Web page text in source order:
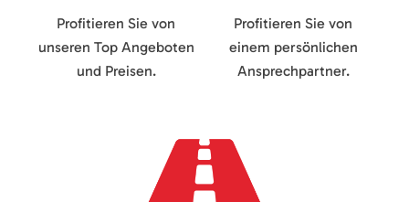
Profitieren Sie von
unseren Top Angeboten
und Preisen.
Profitieren Sie von
einem persönlichen
Ansprechpartner.